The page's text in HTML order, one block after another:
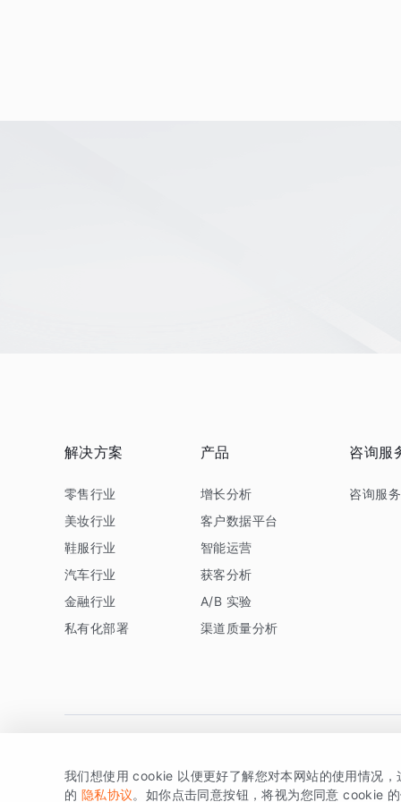
解决方案
零售行业
美妆行业
鞋服行业
汽车行业
金融行业
私有化部署
产品
增长分析
客户数据平台
智能运营
获客分析
A/B 实验
渠道质量分析
咨询服
咨询服务
版权所有 © 北京易数科技有限公司SDK相关说明 京ICP备
我们想使用 cookie 以便更好了解您对本网站的使用情况
的 隐私协议。如你点击同意按钮，将视为您同意 cookie 的